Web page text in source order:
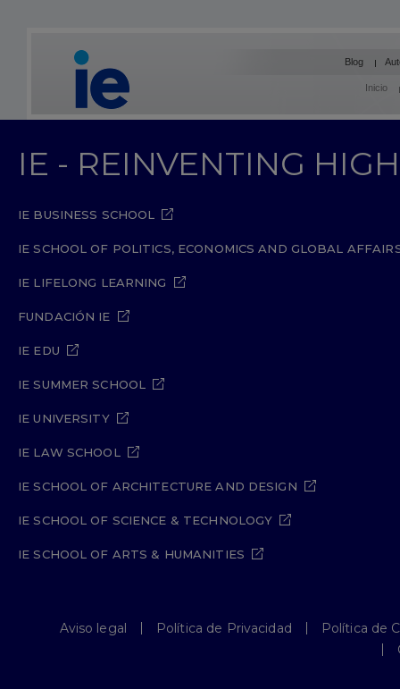
Blog
Inicio
IE - REINVENTING
IE BUSINESS SCHOOL
IE SCHOOL OF POLITICS, ECONOMICS AND GLOBAL
IE LIFELONG LEARNING
FUNDACIÓN IE
IE EDU
IE SUMMER SCHOOL
IE UNIVERSITY
IE LAW SCHOOL
IE SCHOOL OF ARCHITECTURE AND DESIGN
IE SCHOOL OF SCIENCE & TECHNOLOGY
IE SCHOOL OF ARTS & HUMANITIES
Aviso legal Política de Privacidad
Política de